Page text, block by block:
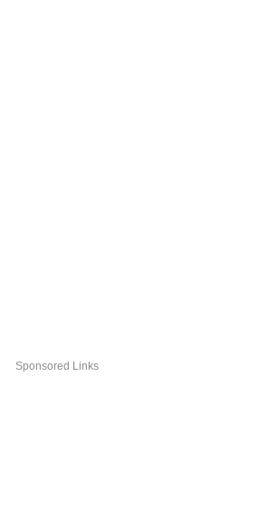
Sponsored Links